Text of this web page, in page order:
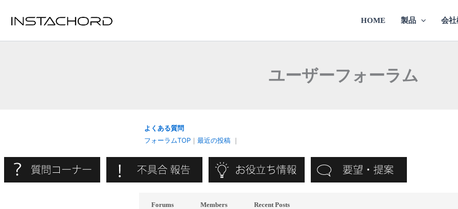
HOME 製品 会社
ユーザーフォーラム
よくある質問
フォーラムTOP ｜ 最近の投稿 ｜
Forums Members Recent Posts